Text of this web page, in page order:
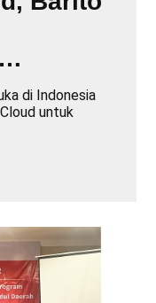
di Indonesia
untuk